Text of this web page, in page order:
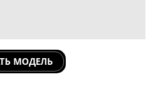
МОДЕЛЬ